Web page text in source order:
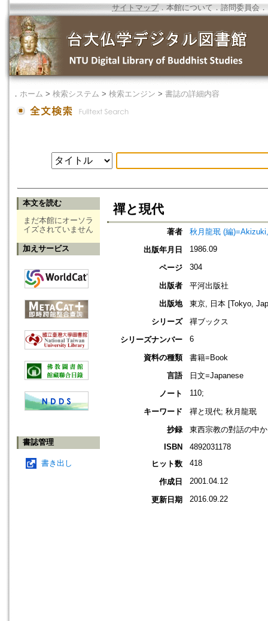
サイトマップ．本館について ． 諮問委員会 ．
． ホーム > 検索システム > 検索エンジン > 書誌の詳細内容
本文を読む
まだ本館にオーソラ
イズされていません
加えサービス
書誌管理
書き出し
禪と現代
著者
秋月龍珉 (編
出版年月日
1986.09
ページ 304
出版者
平河出版社
出版地
東京, 日本 [Tokyo,
シリーズ
禪ブックス
シリーズナンバー
6
資料の種類
書籍=Book
言語
日文=Japanese
ノート
110;
キーワード
禪と現代; 秋月龍珉
抄録
東西宗教の對話の中
ISBN
4892031178
ヒット数
418
作成日 2001.04.12
更新日期 2016.09.22